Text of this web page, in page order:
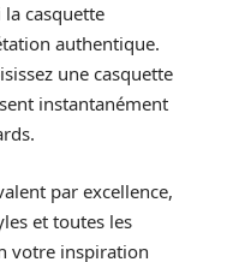
casquette
authentique.
une casquette
instantanément
par excellence,
et toutes les
votre inspiration